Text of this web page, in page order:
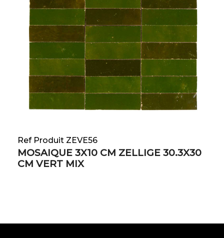
Ref Produit ZEVE56
MOSAIQUE 3X10 CM ZELLIGE 30.3X30
CM VERT MIX